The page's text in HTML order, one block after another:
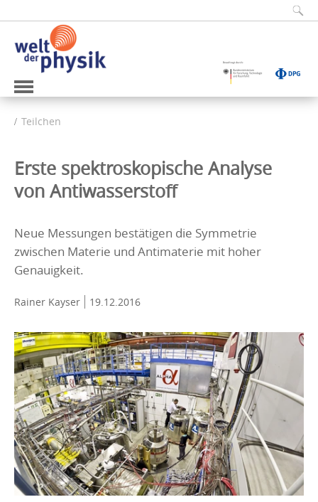
Teilchen
Erste spektroskopische Analyse
von Antiwasserstoff
Neue Messungen bestätigen die Symmetrie
zwischen Materie und Antimaterie mit hoher
Genauigkeit.
Rainer Kayser 19.12.2016